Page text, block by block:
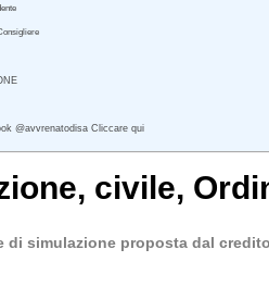
@avvrenatodisa Cliccare qui
, civile,
di simulazione proposta dal